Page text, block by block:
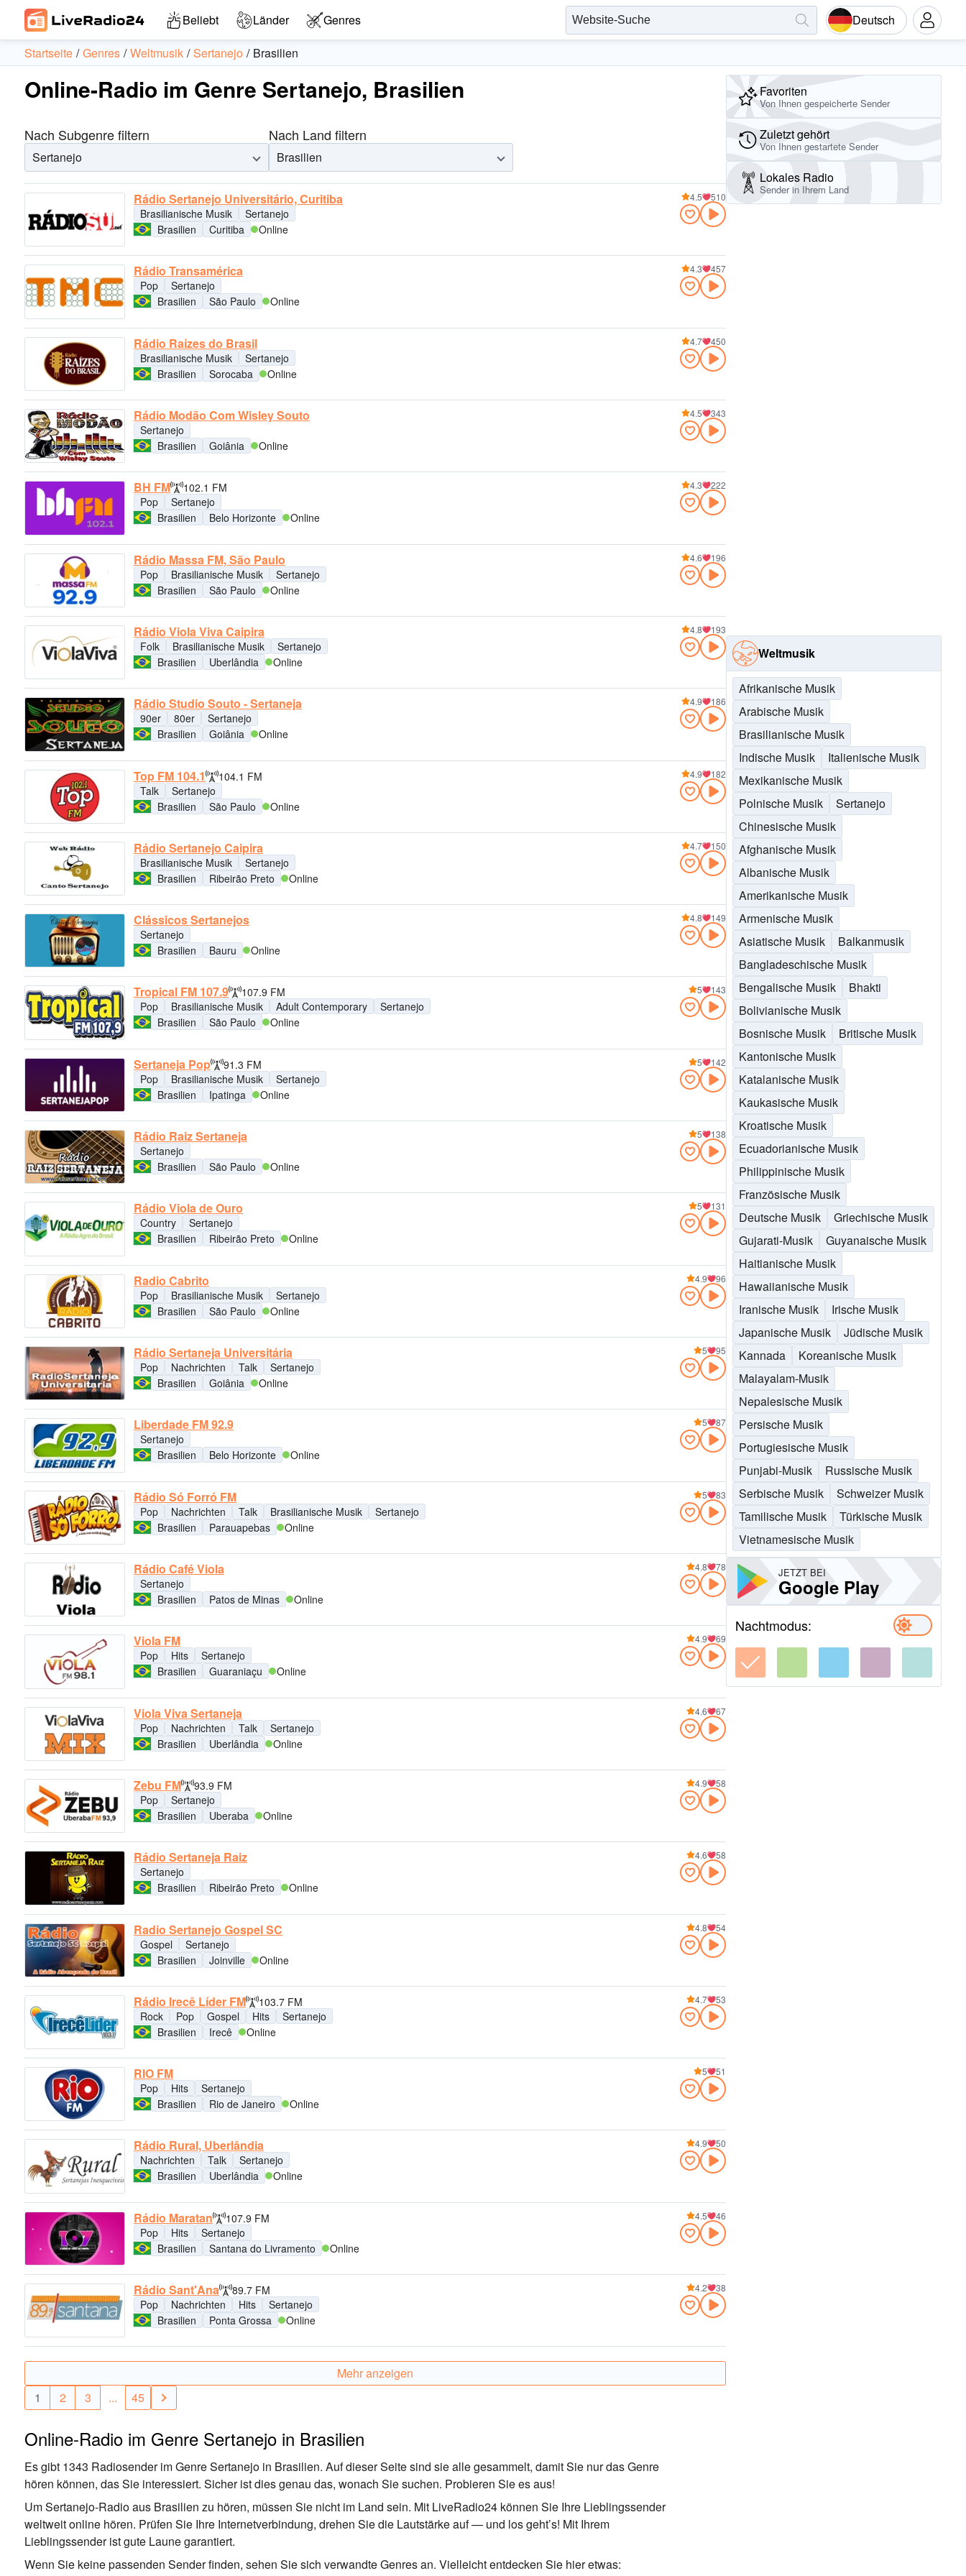
Beliebt Länder Genres Deutsch
Startseite Genres Weltmusik Sertanejo Brasilien
Online-Radio im Genre Sertanejo, Brasilien
Nach Subgenre filtern
Sertanejo
Nach Land filtern
Brasilien
Rádio Sertanejo Universitário, Curitiba
Brasilianische Musik
Sertanejo
Brasilien
Curitiba Online
4.5 510
Rádio Transamérica
Pop
Sertanejo
Brasilien
São Paulo Online
4.3 457
Rádio Raízes do Brasil
Brasilianische Musik
Sertanejo
Brasilien
Sorocaba Online
4.7 450
Rádio Modão Com Wisley Souto
Sertanejo
Brasilien
Goiânia Online
4.5 343
BH FM
102.1 FM
Pop
Sertanejo
Brasilien
Belo Horizonte Online
4.3 222
Rádio Massa FM, São Paulo
Pop Brasilianische Musik
Sertanejo
Brasilien
São Paulo Online
4.6 196
Rádio Viola Viva Caipira
Folk Brasilianische Musik
Sertanejo
Brasilien
Uberlândia Online
4.8 193
Rádio Studio Souto - Sertaneja
90er 80er
Sertanejo
Brasilien
Goiânia Online
4.9 186
Top FM 104.1
104.1 FM
Talk
Sertanejo
Brasilien
São Paulo Online
4.9 182
Rádio Sertanejo Caipira
Brasilianische Musik
Sertanejo
Brasilien
Ribeirão Preto Online
4.7 150
Clássicos Sertanejos
Sertanejo
Brasilien
Bauru Online
4.8 149
Tropical FM 107.9
107.9 FM
Pop
Brasilianische Musik Adult Contemporary
Sertanejo
Brasilien
São Paulo Online
5 143
Sertaneja Pop
91.3 FM
Pop
Brasilianische Musik
Sertanejo
Brasilien
Ipatinga Online
5 142
Rádio Raiz Sertaneja
Sertanejo
Brasilien
São Paulo Online
5 138
Rádio Viola de Ouro
Country
Sertanejo
Brasilien
Ribeirão Preto Online
5 131
Radio Cabrito
Pop Brasilianische Musik
Sertanejo
Brasilien
São Paulo Online
4.9 96
Rádio Sertaneja Universitária
Pop Nachrichten Talk
Sertanejo
Brasilien
Goiânia Online
5 95
Liberdade FM 92.9
Sertanejo
Brasilien
Belo Horizonte Online
5 87
Rádio Só Forró FM
Pop Nachrichten Talk Brasilianische Musik
Sertanejo
Brasilien
Parauapebas Online
5 83
Rádio Café Viola
Sertanejo
Brasilien
Patos de Minas Online
4.8 78
Viola FM
Pop Hits
Sertanejo
Brasilien
Guaraniaçu Online
4.9 69
Viola Viva Sertaneja
Pop Nachrichten Talk
Sertanejo
Brasilien
Uberlândia Online
4.6 67
Zebu FM
93.9 FM
Pop
Sertanejo
Brasilien
Uberaba Online
4.9 58
Rádio Sertaneja Raiz
Sertanejo
Brasilien
Ribeirão Preto Online
4.6 58
Radio Sertanejo Gospel SC
Gospel
Sertanejo
Brasilien
Joinville Online
4.8 54
Rádio Irecê Líder FM
103.7 FM
Rock
Pop Gospel Hits
Sertanejo
Brasilien
Irecê Online
4.7 53
RIO FM
Pop Hits
Sertanejo
Brasilien
Rio de Janeiro Online
5 51
Rádio Rural, Uberlândia
Nachrichten Talk
Sertanejo
Brasilien
Uberlândia Online
4.9 50
Rádio Maratan
107.9 FM
Pop
Hits
Sertanejo
Brasilien
Santana do Livramento Online
4.5 46
Rádio Sant'Ana
89.7 FM
Pop
Nachrichten Hits
Sertanejo
Brasilien
Ponta Grossa Online
4.2 38
Mehr anzeigen
1
2 3 ... 45
Online-Radio im Genre Sertanejo in Brasilien
Es gibt 1343 Radiosender im Genre Sertanejo in Brasilien. Auf dieser Seite sind sie alle gesammelt, damit Sie nur das Genre
hören können, das Sie interessiert. Sicher ist dies genau das, wonach Sie suchen. Probieren Sie es aus!
Um Sertanejo-Radio aus Brasilien zu hören, müssen Sie nicht im Land sein. Mit LiveRadio24 können Sie Ihre Lieblingssender
weltweit online hören. Prüfen Sie Ihre Internetverbindung, drehen Sie die Lautstärke auf — und los geht’s! Mit Ihrem
Lieblingssender ist gute Laune garantiert.
Wenn Sie keine passenden Sender finden, sehen Sie sich verwandte Genres an. Vielleicht entdecken Sie hier etwas:
Favoriten
Von Ihnen gespeicherte Sender
Zuletzt gehört
Von Ihnen gestartete Sender
Lokales Radio
Sender in Ihrem Land
Weltmusik
Afrikanische Musik
Arabische Musik
Brasilianische Musik
Indische Musik
Italienische Musik
Mexikanische Musik
Polnische Musik
Sertanejo
Chinesische Musik
Afghanische Musik
Albanische Musik
Amerikanische Musik
Armenische Musik
Asiatische Musik
Balkanmusik
Bangladeschische Musik
Bengalische Musik
Bhakti
Bolivianische Musik
Bosnische Musik
Britische Musik
Kantonische Musik
Katalanische Musik
Kaukasische Musik
Kroatische Musik
Ecuadorianische Musik
Philippinische Musik
Französische Musik
Deutsche Musik
Griechische Musik
Gujarati-Musik
Guyanaische Musik
Haitianische Musik
Hawaiianische Musik
Iranische Musik
Irische Musik
Japanische Musik
Jüdische Musik
Kannada
Koreanische Musik
Malayalam-Musik
Nepalesische Musik
Persische Musik
Portugiesische Musik
Punjabi-Musik
Russische Musik
Serbische Musik
Schweizer Musik
Tamilische Musik
Türkische Musik
Vietnamesische Musik
JETZT BEI
Google Play
Nachtmodus: